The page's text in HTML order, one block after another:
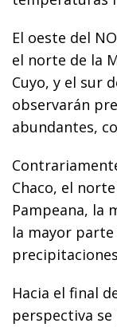
El oeste del
el norte de la
Cuyo, y el sur
observarán
abundantes,
Chaco, el
Pampeana, la
la mayor
Hacia el final
perspectiva